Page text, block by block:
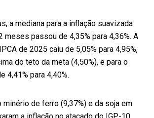
a mediana para a inflação suavizada
meses passou de 4,35% para 4,36%. A
de 2025 caiu de 5,05% para 4,95%,
do teto da meta (4,50%), e para o
4,41% para 4,40%.
minério de ferro (9,37%) e da soja em